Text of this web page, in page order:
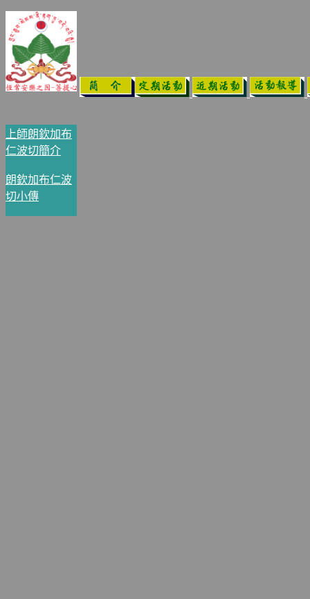
上師朗欽加布
仁波切簡介
朗欽加布仁波
切小傳